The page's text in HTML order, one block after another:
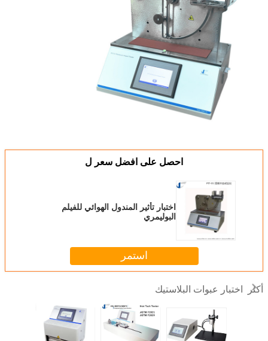
احصل على افضل سعر ل
اختبار تأثير المندول الهوائي للفيلم
البوليمري
استمر
أكثر اختبار عبوات البلاستيك